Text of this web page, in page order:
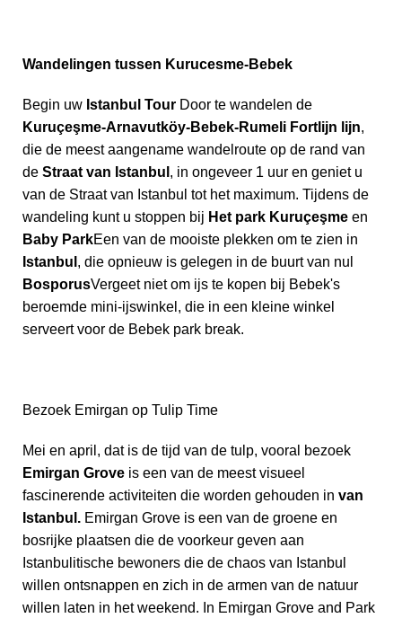
Wandelingen tussen Kurucesme-Bebek
Begin uw Istanbul Tour Door te wandelen de
Kuruçeşme-Arnavutköy-Bebek-Rumeli Fortlijn lijn,
die de meest aangename wandelroute op de rand van
de Straat van Istanbul , in ongeveer 1 uur en geniet u
van de Straat van Istanbul tot het maximum. Tijdens de
wandeling kunt u stoppen bij Het park Kuruçeşme en
Baby ParkEen van de mooiste plekken om te zien in
Istanbul , die opnieuw is gelegen in de buurt van nul
BosporusVergeet niet om ijs te kopen bij Bebek's
beroemde mini-ijswinkel, die in een kleine winkel
serveert voor de Bebek park break.
Bezoek Emirgan op Tulip Time
Mei en april, dat is de tijd van de tulp, vooral bezoek
Emirgan Grove is een van de meest visueel
fascinerende activiteiten die worden gehouden in van
Istanbul. Emirgan Grove is een van de groene en
bosrijke plaatsen die de voorkeur geven aan
Istanbulitische bewoners die de chaos van Istanbul
willen ontsnappen en zich in de armen van de natuur
willen laten in het weekend. In Emirgan Grove and Park